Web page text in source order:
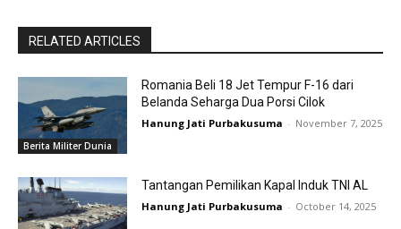
RELATED ARTICLES
Berita Militer Dunia
Romania Beli 18 Jet Tempur F-16 dari
Belanda Seharga Dua Porsi Cilok
Hanung Jati Purbakusuma - November 7, 2025
Tantangan Pemilikan Kapal Induk TNI AL
Hanung Jati Purbakusuma - October 14, 2025